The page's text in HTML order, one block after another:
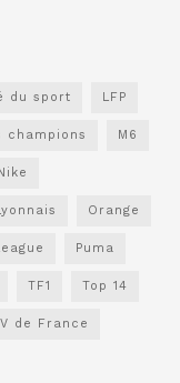
du sport LFP
champions M6
Orange
Puma
TF1 Top 14
de France